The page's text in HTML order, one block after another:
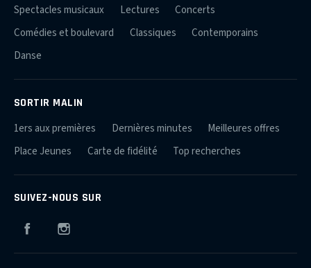
Spectacles musicaux
Lectures
Concerts
Comédies et boulevard
Classiques
Contemporains
Danse
SORTIR MALIN
1ers aux premières Dernières minutes
Meilleures offres
Place Jeunes
Carte de fidélité Top recherches
SUIVEZ-NOUS SUR
Facebook